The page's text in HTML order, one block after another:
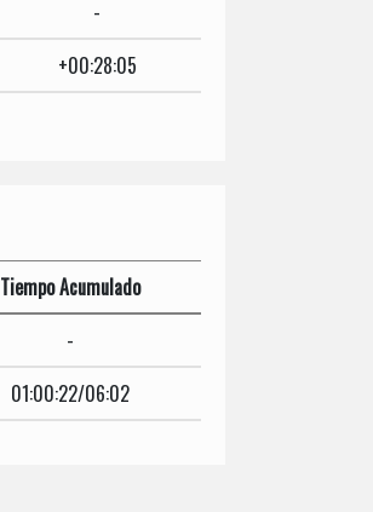
-
+00:28:05
Tiempo Acumulado
-
01:00:22/06:02